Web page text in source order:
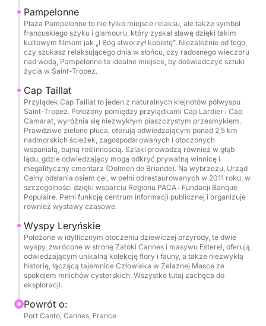
Dzikie zatoczki masywu Esterel
Korsyka i Sardynia na życzenie
Idealne na:
Wieczory panieńskie/kawalerskie • Urodziny •
Prywatne wyjścia • Budowanie zespołu
Sprzątanie końcowe (obowiązkowe): 250 €
Zarezerwuj teraz z wylotem z Cannes i spraw sobie
przyjemność do ekskluzywnego przeżycia na
morzu, łączącego luksus, swobodę i niezapomniane
chwile na Morzu Śródziemnym.
Pampelonne
Plaża Pampelonne to nie tylko miejsce relaksu, ale także symbol
francuskiego szyku i glamouru, który zyskał sławę dzięki takim
kultowym filmom jak „I Bóg stworzył kobietę”. Niezależnie od tego,
czy szukasz relaksującego dnia w słońcu, czy radosnego wieczoru
nad wodą, Pampelonne to idealne miejsce, by doświadczyć sztuki
życia w Saint-Tropez.
Cap Taillat
Przylądek Cap Taillat to jeden z naturalnych klejnotów półwyspu
Saint-Tropez. Położony pomiędzy przylądkami Cap Lardier i Cap
Camarat, wyróżnia się niezwykłym piaszczystym przesmykiem.
Prawdziwe zielone płuca, oferują odwiedzającym ponad 2,5 km
nadmorskich ścieżek, zagospodarowanych i otoczonych
wspaniałą, bujną roślinnością. Szlaki prowadzą również w głąb
lądu, gdzie odwiedzający mogą odkryć prywatną winnicę i
megalityczny cmentarz (Dolmen de Briande). Na wybrzeżu, Urząd
Celny odsłania osiem cel, w pełni odrestaurowanych w 2011 roku, w
szczególności dzięki wsparciu Regionu PACA i Fundacji Banque
Populaire. Pełni funkcję centrum informacji publicznej i organizuje
również wystawy czasowe.
Wyspy Leryńskie
Położone w idyllicznym otoczeniu dziewiczej przyrody, te dwie
wyspy, zwrócone w stronę Zatoki Cannes i masywu Esterel, oferują
odwiedzającym unikalną kolekcję flory i fauny, a także niezwykłą
historię, łączącą tajemnice Człowieka w Żelaznej Masce ze
spokojem mnichów cysterskich. Wszystko tutaj zachęca do
eksploracji.
Powrót o:
Port Canto, Cannes, France